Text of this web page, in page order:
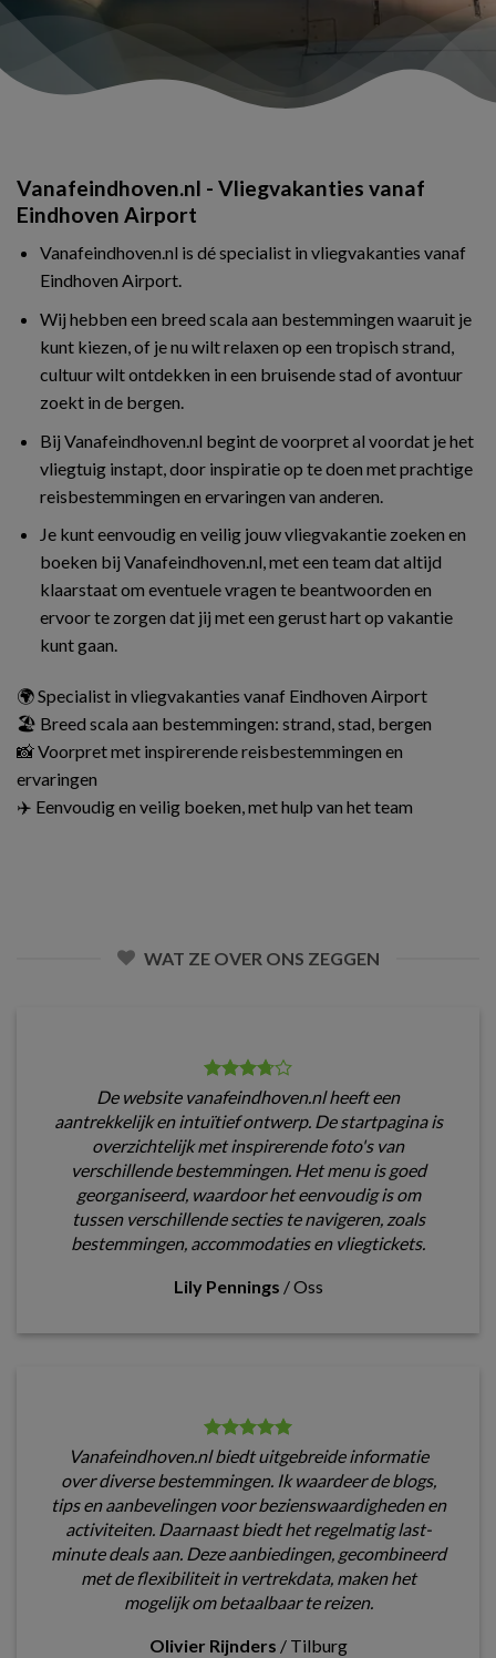
Vanafeindhoven.nl - Vliegvakanties vanaf
Eindhoven Airport
Vanafeindhoven.nl is dé specialist in vliegvakanties vanaf
Eindhoven Airport.
Wij hebben een breed scala aan bestemmingen waaruit je
kunt kiezen, of je nu wilt relaxen op een tropisch strand,
cultuur wilt ontdekken in een bruisende stad of avontuur
zoekt in de bergen.
Bij Vanafeindhoven.nl begint de voorpret al voordat je het
vliegtuig instapt, door inspiratie op te doen met prachtige
reisbestemmingen en ervaringen van anderen.
Je kunt eenvoudig en veilig jouw vliegvakantie zoeken en
boeken bij Vanafeindhoven.nl, met een team dat altijd
klaarstaat om eventuele vragen te beantwoorden en
ervoor te zorgen dat jij met een gerust hart op vakantie
kunt gaan.
🌍 Specialist in vliegvakanties vanaf Eindhoven Airport
🏖️ Breed scala aan bestemmingen: strand, stad, bergen
📸 Voorpret met inspirerende reisbestemmingen en
ervaringen
✈️ Eenvoudig en veilig boeken, met hulp van het team
WAT ZE OVER ONS ZEGGEN
De website vanafeindhoven.nl heeft een
aantrekkelijk en intuïtief ontwerp. De startpagina is
overzichtelijk met inspirerende foto's van
verschillende bestemmingen. Het menu is goed
georganiseerd, waardoor het eenvoudig is om
tussen verschillende secties te navigeren, zoals
bestemmingen, accommodaties en vliegtickets.
Lily Pennings /Oss
Vanafeindhoven.nl biedt uitgebreide informatie
over diverse bestemmingen. Ik waardeer de blogs,
tips en aanbevelingen voor bezienswaardigheden en
activiteiten. Daarnaast biedt het regelmatig last-
minute deals aan. Deze aanbiedingen, gecombineerd
met de flexibiliteit in vertrekdata, maken het
mogelijk om betaalbaar te reizen.
Olivier Rijnders / Tilburg